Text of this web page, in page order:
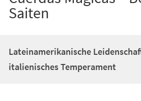
Saiten
Lateinamerikanische
italienisches Temperament